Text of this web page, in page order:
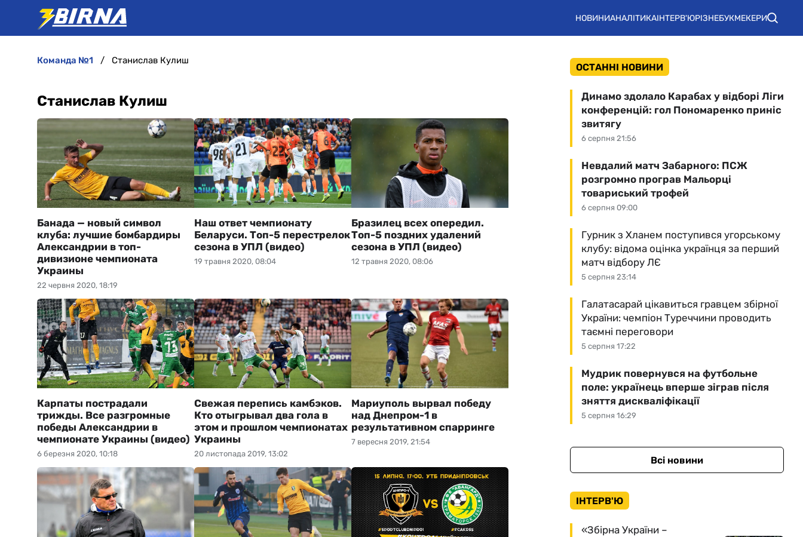
НОВИНИАНАЛІТИКАІНТЕРВ'ЮРІЗНЕБУКМЕКЕРИ
команда №1 Станислав Кулиш
Станислав Кулиш
22 червня 2020, 18:19
Банада — новый символ
клуба: лучшие бомбардиры
Александрии в топ-
дивизионе чемпионата
Украины
19 травня 2020, 08:04
Наш ответ чемпионату
Беларуси. Топ-5 перестрелок
сезона в УПЛ (видео)
12 травня 2020, 08:06
Бразилец всех опередил.
Топ-5 поздних удалений
сезона в УПЛ (видео)
6 березня 2020, 10:18
Карпаты пострадали
трижды. Все разгромные
победы Александрии в
чемпионате Украины (видео)
20 листопада 2019, 13:02
Свежая перепись камбэков.
Кто отыгрывал два гола в
этом и прошлом чемпионатах
Украины
7 вересня 2019, 21:54
Мариуполь вырвал победу
над Днепром-1 в
результативном спарринге
ОСТАННІ НОВИНИ
6 серпня 21:56
Динамо здолало Карабах у відборі Ліги
конференцій: гол Пономаренко приніс
звитягу
6 серпня 09:00
Невдалий матч Забарного: ПСЖ
розгромно програв Мальорці
товариський трофей
5 серпня 23:14
Гурник з Хланем поступився угорському
клубу: відома оцінка українця за перший
матч відбору ЛЄ
5 серпня 17:22
Галатасарай цікавиться гравцем збірної
України: чемпіон Туреччини проводить
таємні переговори
5 серпня 16:29
Мудрик повернувся на футбольне
поле: українець вперше зіграв після
зняття дискваліфікації
Всі новини
ІНТЕРВ'Ю
«Збірна України –